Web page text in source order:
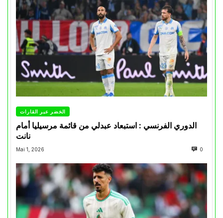
الخضر عبر القارات
الدوري الفرنسي : استبعاد عبدلي من قائمة مرسيليا أمام
نانت
Mai 1, 2026 0